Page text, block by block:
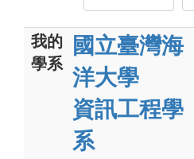
我的
學系
國立臺灣海
洋大學
資訊工程學
系